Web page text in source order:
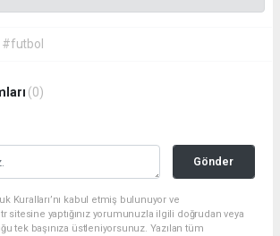
#futbol
(0)
Gönder
Kuralları’nı kabul etmiş bulunuyor ve
sitesine yaptığınız yorumunuzla ilgili doğrudan veya
tek başınıza üstleniyorsunuz. Yazılan tüm